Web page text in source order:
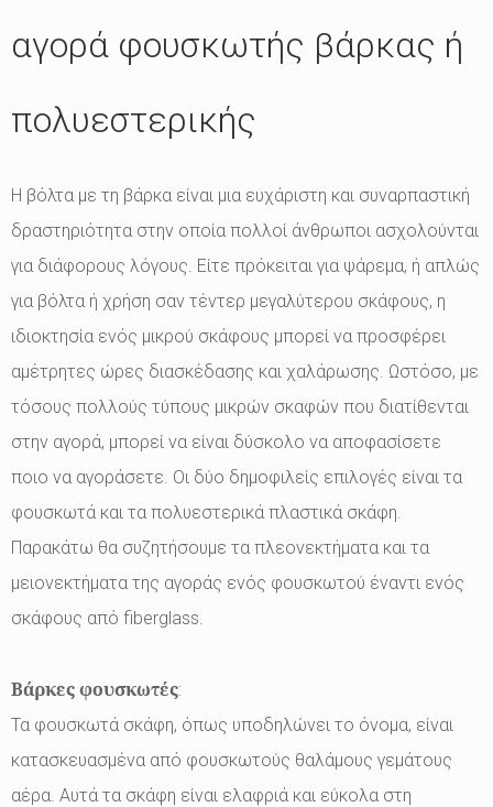
αγορά φουσκωτής βάρκας ή
πολυεστερικής
Η βόλτα με τη βάρκα είναι μια ευχάριστη και συναρπαστική
δραστηριότητα στην οποία πολλοί άνθρωποι ασχολούνται
για διάφορους λόγους. Είτε πρόκειται για ψάρεμα, ή απλώς
για βόλτα ή χρήση σαν τέντερ μεγαλύτερου σκάφους, η
ιδιοκτησία ενός μικρού σκάφους μπορεί να προσφέρει
αμέτρητες ώρες διασκέδασης και χαλάρωσης. Ωστόσο, με
τόσους πολλούς τύπους μικρών σκαφών που διατίθενται
στην αγορά, μπορεί να είναι δύσκολο να αποφασίσετε
ποιο να αγοράσετε. Οι δύο δημοφιλείς επιλογές είναι τα
φουσκωτά και τα πολυεστερικά πλαστικά σκάφη.
Παρακάτω θα συζητήσουμε τα πλεονεκτήματα και τα
μειονεκτήματα της αγοράς ενός φουσκωτού έναντι ενός
σκάφους από fiberglass.
Βάρκες φουσκωτές:
Τα φουσκωτά σκάφη, όπως υποδηλώνει το όνομα, είναι
κατασκευασμένα από φουσκωτούς θαλάμους γεμάτους
αέρα. Αυτά τα σκάφη είναι ελαφριά και εύκολα στη